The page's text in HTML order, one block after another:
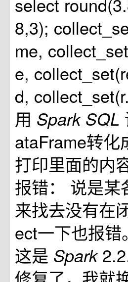
8,3);
me,
e,
d,
用 Spark SQL
ataFrame转化
打印里面的内
报错： 说是某
来找去没有在
ect一下也报
这是 Spark